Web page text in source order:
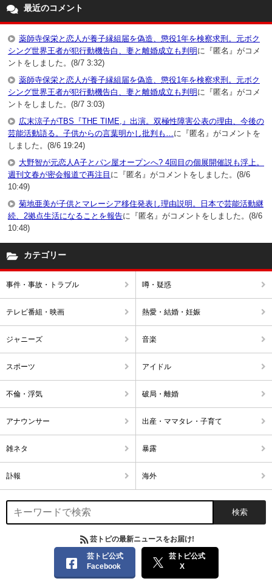
最近のコメント
薬師寺保栄と恋人が養子縁組届を偽造、懲役1年を検察求刑。元ボク
シング世界王者が犯行動機告白、妻と離婚成立も判明 に『匿名』がコメ
ントをしました。(8/7 3:32)
薬師寺保栄と恋人が養子縁組届を偽造、懲役1年を検察求刑。元ボク
シング世界王者が犯行動機告白、妻と離婚成立も判明 に『匿名』がコメ
ントをしました。(8/7 3:03)
広末涼子がTBS『THE TIME,』出演。双極性障害公表の理由、今後の
芸能活動語る。子供からの言葉明かし批判も… に『匿名』がコメントを
しました。(8/6 19:24)
大野智が元恋人A子とパン屋オープンへ? 4回目の個展開催説も浮上。
週刊文春が密会報道で再注目 に『匿名』がコメントをしました。(8/6
10:49)
菊地亜美が子供とマレーシア移住発表し理由説明。日本で芸能活動継
続、2拠点生活になることを報告に『匿名』がコメントをしました。(8/6
10:48)
カテゴリー
事件・事故・トラブル 噂・疑惑
テレビ番組・映画 熱愛・結婚・妊娠
ジャニーズ 音楽
スポーツ アイドル
不倫・浮気 破局・離婚
アナウンサー 出産・ママタレ・子育て
雑ネタ 暴露
訃報 海外
芸トピの最新ニュースをお届け!
芸トピ公式
Facebook
芸トピ公式
X